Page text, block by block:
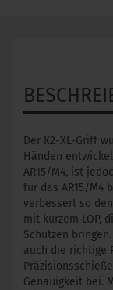
Der K2-XL-Griff
Händen
AR15/M4, ist
für das AR15/M4
verbessert so
mit kurzem LOP,
Schützen
auch die richtige
Genauigkeit bei.